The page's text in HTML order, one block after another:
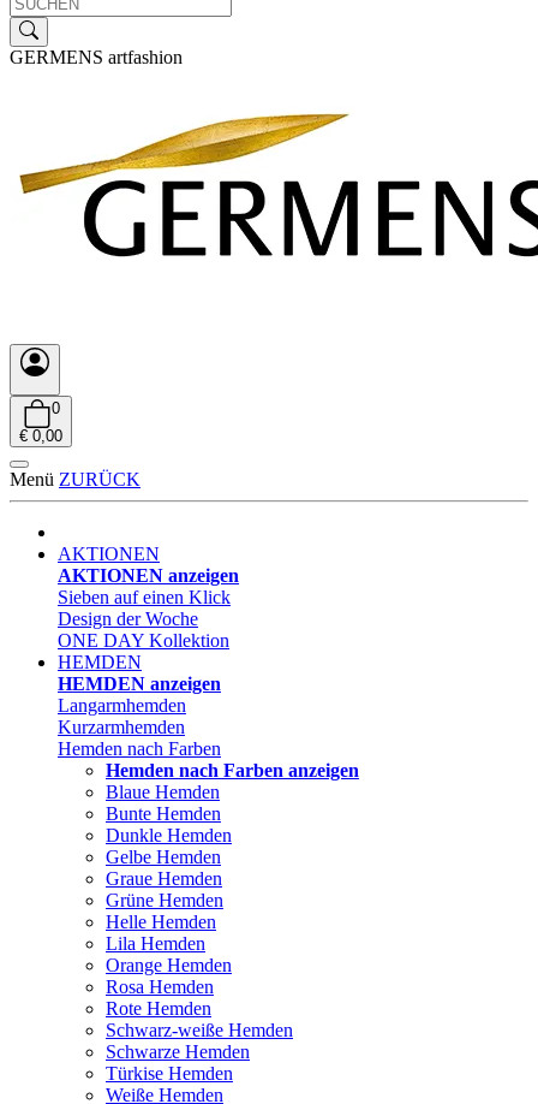
GERMENS artfashion
0
€ 0,00
Menü ZURÜCK
AKTIONEN
AKTIONEN anzeigen
Sieben auf einen Klick
Design der Woche
ONE DAY Kollektion
HEMDEN
HEMDEN anzeigen
Langarmhemden
Kurzarmhemden
Hemden nach Farben
Hemden nach Farben anzeigen
Blaue Hemden
Bunte Hemden
Dunkle Hemden
Gelbe Hemden
Graue Hemden
Grüne Hemden
Helle Hemden
Lila Hemden
Orange Hemden
Rosa Hemden
Rote Hemden
Schwarz-weiße Hemden
Schwarze Hemden
Türkise Hemden
Weiße Hemden